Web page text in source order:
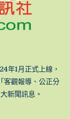
年1月正式上線，
客觀報導、公正分
新聞訊息。